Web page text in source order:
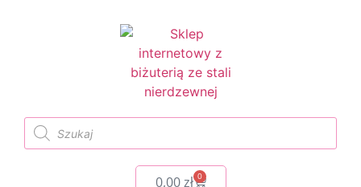
0,00zł 0